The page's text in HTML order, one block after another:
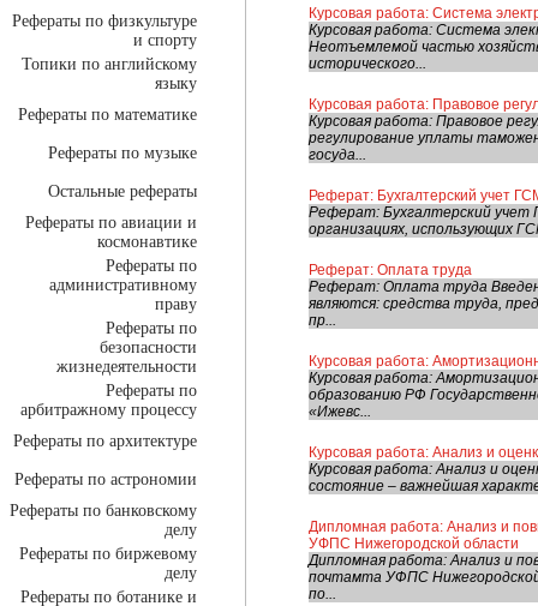
Рефераты по физкультуре
и спорту
Топики по английскому
языку
Рефераты по математике
Рефераты по музыке
Остальные рефераты
Рефераты по авиации и
космонавтике
Рефераты по
административному
праву
Рефераты по
безопасности
жизнедеятельности
Рефераты по
арбитражному процессу
Рефераты по архитектуре
Рефераты по астрономии
Рефераты по банковскому
делу
Рефераты по биржевому
делу
Рефераты по ботанике и
Курсовая работа: Система
Курсовая работа: Система
Неотъемлемой частью
исторического...
Курсовая работа: Правовое
Курсовая работа: Правовое
регулирование уплаты
госуда...
Реферат: Бухгалтерский учет
Реферат: Бухгалтерский
организациях, использующих
Реферат: Оплата труда
Реферат: Оплата труда
являются: средства труда,
пр...
Курсовая работа:
Курсовая работа:
образованию РФ
«Ижевс...
Курсовая работа: Анализ и
Курсовая работа: Анализ и
состояние – важнейшая
Дипломная работа: Анализ и
УФПС Нижегородской области
Дипломная работа: Анализ и
почтамта УФПС
по...